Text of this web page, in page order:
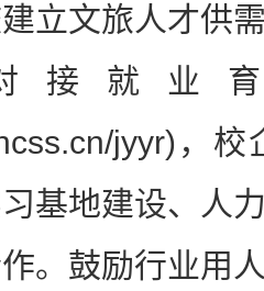
立文旅人才供
接就业
jyyr)，
基地建设、人
。鼓励行业用